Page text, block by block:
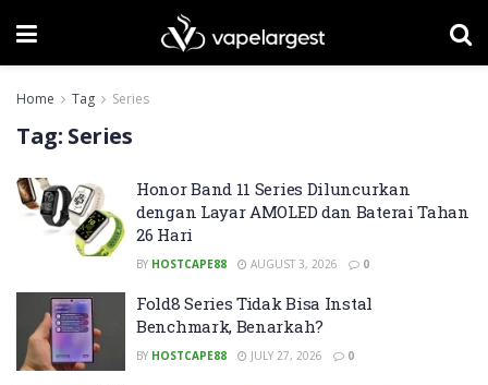
Home Tag Series
Tag: Series
Honor Band 11 Series Diluncurkan
dengan Layar AMOLED dan Baterai Tahan
26 Hari
BY HOSTCAPE88 AUGUST 3, 2026 0
Fold8 Series Tidak Bisa Instal
Benchmark, Benarkah?
BY HOSTCAPE88 JULY 27, 2026 0